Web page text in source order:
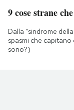
9 cose strane
Dalla "sindrome
spasmi che
sono?)